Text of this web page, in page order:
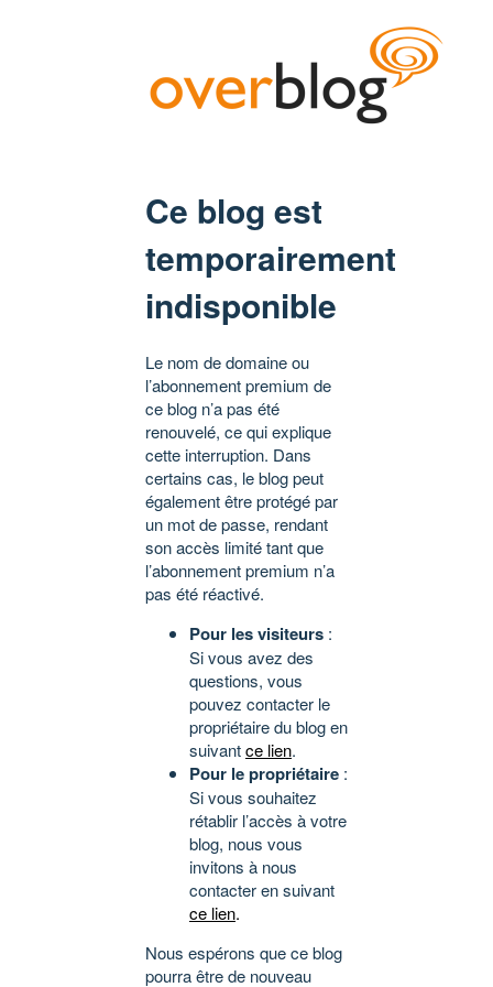
Ce blog est
temporairement
indisponible
Le nom de domaine ou
l’abonnement premium de
ce blog n’a pas été
renouvelé, ce qui explique
cette interruption. Dans
certains cas, le blog peut
également être protégé par
un mot de passe, rendant
son accès limité tant que
l’abonnement premium n’a
pas été réactivé.
Pour les visiteurs :
Si vous avez des
questions, vous
pouvez contacter le
propriétaire du blog en
suivantce lien.
Pour le propriétaire :
Si vous souhaitez
rétablir l’accès à votre
blog, nous vous
invitons à nous
contacter en suivant
ce lien.
Nous espérons que ce blog
pourra être de nouveau